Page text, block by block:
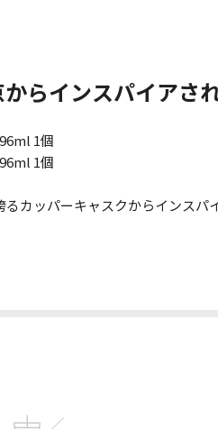
らインスパイアさ
1個
1個
カッパーキャスクからインス